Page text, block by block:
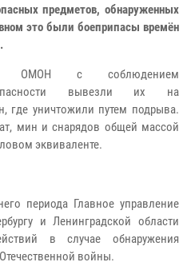
предметов, обнаруженных
это были боеприпасы времён
ОМОН с соблюдением
вывезли их на
где уничтожили путем подрыва.
мин и снарядов общей массой
эквиваленте.
периода Главное управление
и Ленинградской области
в случае обнаружения
войны.